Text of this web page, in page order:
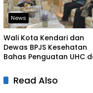
News
Wali Kota Kendari dan
Dewas BPJS Kesehatan
Bahas Penguatan UHC
Kesehatan
Read Also